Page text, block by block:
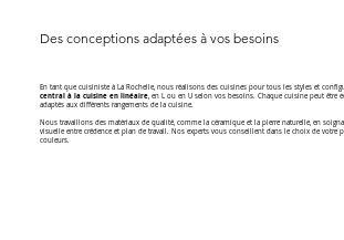
Des conceptions adaptées à vos besoins
En tant que cuisiniste à La Rochelle, nous réalisons des cuisines pour tous les styles et
central à la cuisine en linéaire, en L ou en U selon vos besoins. Chaque cuisine peut être
adaptés aux différents rangements de la cuisine.
Nous travaillons des matériaux de qualité, comme la céramique et la pierre naturelle, en
visuelle entre crédence et plan de travail. Nos experts vous conseillent dans le choix de votre
couleurs.